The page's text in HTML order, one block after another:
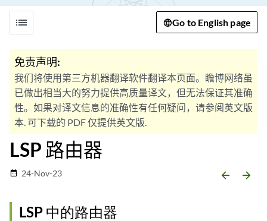
list Go to English page
免责声明:
我们将使用第三方机器翻译软件翻译本页面。瞻博网络虽
已做出相当大的努力提供高质量译文，但无法保证其准确
性。如果对译文信息的准确性有任何疑问，请参阅英文版
本. 可下载的 PDF 仅提供英文版.
LSP 路由器
date_range 24-Nov-23 arrow_backward arrow_forward
LSP 中的路由器